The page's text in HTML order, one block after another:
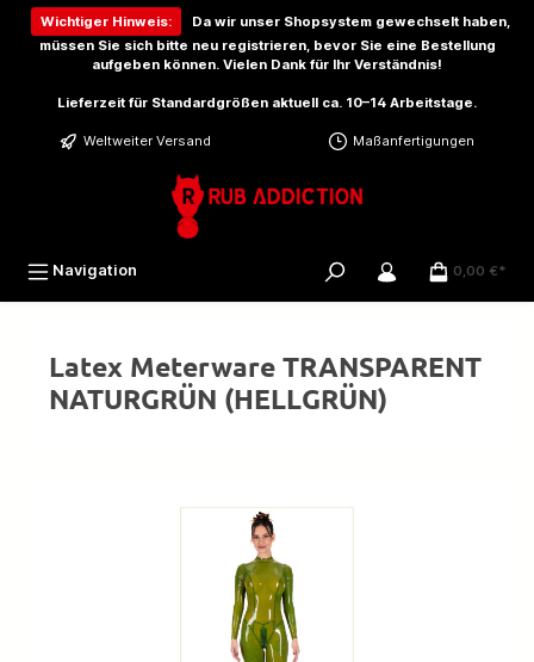
springen
Wichtiger Hinweis:
Da wir unser Shopsystem gewechselt haben,
müssen Sie sich bitte neu registrieren, bevor Sie eine Bestellung
aufgeben können. Vielen Dank für Ihr Verständnis!
Lieferzeit für Standardgrößen aktuell ca. 10–14 Arbeitstage.
Weltweiter Versand Maßanfertigungen
Navigation 0,00 €*
Latex Meterware TRANSPARENT
NATURGRÜN (HELLGRÜN)